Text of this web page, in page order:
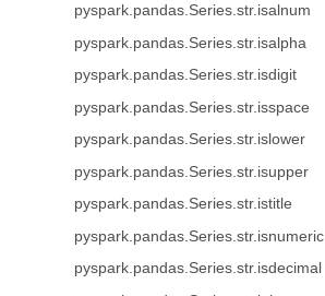
pyspark.pandas.Series.str.isalnum
pyspark.pandas.Series.str.isalpha
pyspark.pandas.Series.str.isdigit
pyspark.pandas.Series.str.isspace
pyspark.pandas.Series.str.islower
pyspark.pandas.Series.str.isupper
pyspark.pandas.Series.str.istitle
pyspark.pandas.Series.str.isnumeric
pyspark.pandas.Series.str.isdecimal